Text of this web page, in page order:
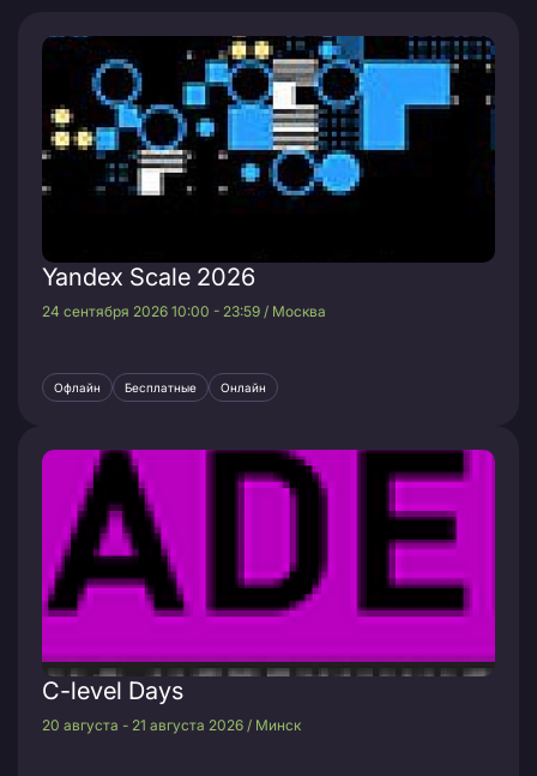
Yandex Scale 2026
24 сентября 2026 10:00 - 23:59 / Москва
Офлайн Бесплатные Онлайн
C-level Days
20 августа - 21 августа 2026 / Минск